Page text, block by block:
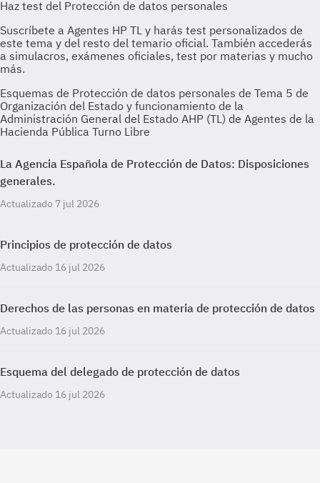
Esquemas de Protección de datos personales de Tema 5 de
Organización del Estado y funcionamiento de la
Administración General del Estado AHP (TL) de Agentes de la
Hacienda Pública Turno Libre
La Agencia Española de Protección de Datos: Disposiciones
generales.
Actualizado 7 jul 2026
Principios de protección de datos
Actualizado 16 jul 2026
Derechos de las personas en materia de protección de datos
Actualizado 16 jul 2026
Esquema del delegado de protección de datos
Actualizado 16 jul 2026